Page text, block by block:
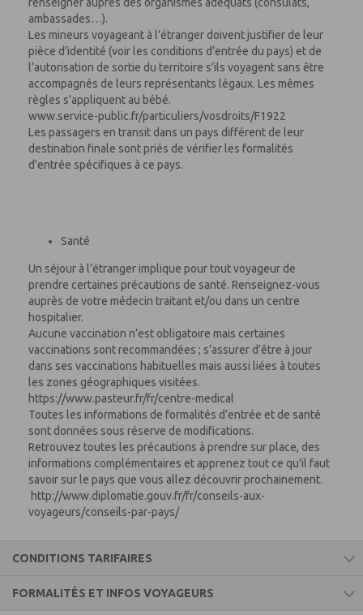
ambassades…).
Les mineurs voyageant à l’étranger doivent justifier de leur
pièce d’identité (voir les conditions d’entrée du pays) et de
l’autorisation de sortie du territoire s’ils voyagent sans être
accompagnés de leurs représentants légaux. Les mêmes
règles s'appliquent au bébé.
www.service-public.fr/particuliers/vosdroits/F1922
Les passagers en transit dans un pays différent de leur
destination finale sont priés de vérifier les formalités
d'entrée spécifiques à ce pays.
Santé
Un séjour à l’étranger implique pour tout voyageur de
prendre certaines précautions de santé. Renseignez-vous
auprès de votre médecin traitant et/ou dans un centre
hospitalier.
Aucune vaccination n’est obligatoire mais certaines
vaccinations sont recommandées ; s’assurer d’être à jour
dans ses vaccinations habituelles mais aussi liées à toutes
les zones géographiques visitées.
https://www.pasteur.fr/fr/centre-medical
Toutes les informations de formalités d’entrée et de santé
sont données sous réserve de modifications.
Retrouvez toutes les précautions à prendre sur place, des
informations complémentaires et apprenez tout ce qu’il faut
savoir sur le pays que vous allez découvrir prochainement.
http://www.diplomatie.gouv.fr/fr/conseils-aux-
voyageurs/conseils-par-pays/
CONDITIONS TARIFAIRES
FORMALITÉS ET INFOS VOYAGEURS